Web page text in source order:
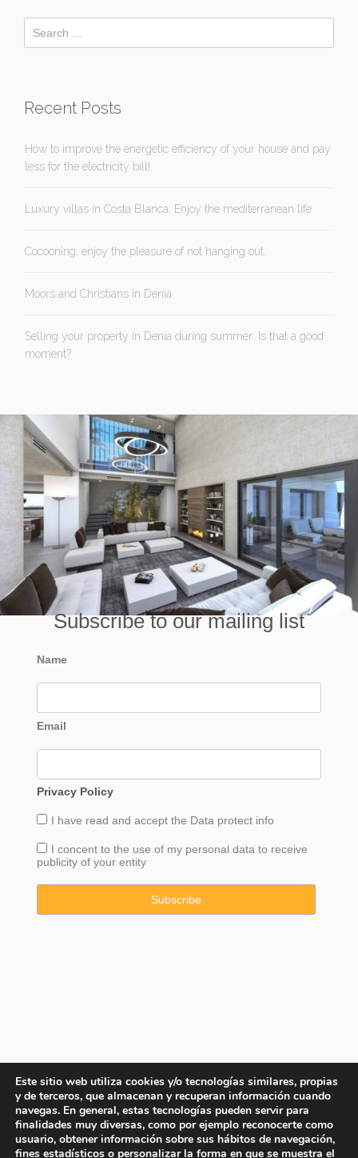
Recent Posts
How to improve the energetic efficiency of your house and pay
less for the electricity bill!
Luxury villas in Costa Blanca: Enjoy the mediterranean life
Cocooning, enjoy the pleasure of not hanging out.
Moors and Christians in Denia
Selling your property in Denia during summer: Is that a good
moment?
Subscribe to our mailing list
Name
Email
Privacy Policy
I have read and accept the Data protect info
I concent to the use of my personal data to receive
publicity of your entity
Este sitio web utiliza cookies y/o tecnologías similares, propias
y de terceros, que almacenan y recuperan información cuando
navegas. En general, estas tecnologías pueden servir para
finalidades muy diversas, como por ejemplo reconocerte como
usuario, obtener información sobre sus hábitos de navegación,
fines estadísticos o personalizar la forma en que se muestra el